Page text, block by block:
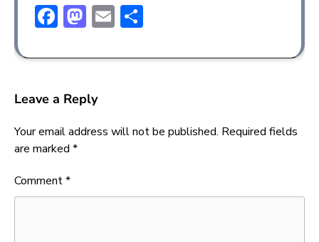
Facebook
Mastodon
Email
Leave a Reply
Your email address will not be published. Required fields
are marked *
Comment*